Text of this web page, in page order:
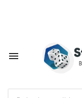
